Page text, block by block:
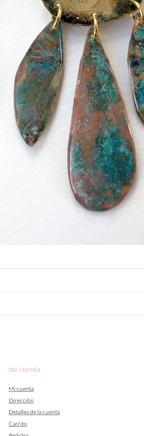
mi cuenta
Mi cuenta
Dirección
Detalles de la cuenta
Carrito